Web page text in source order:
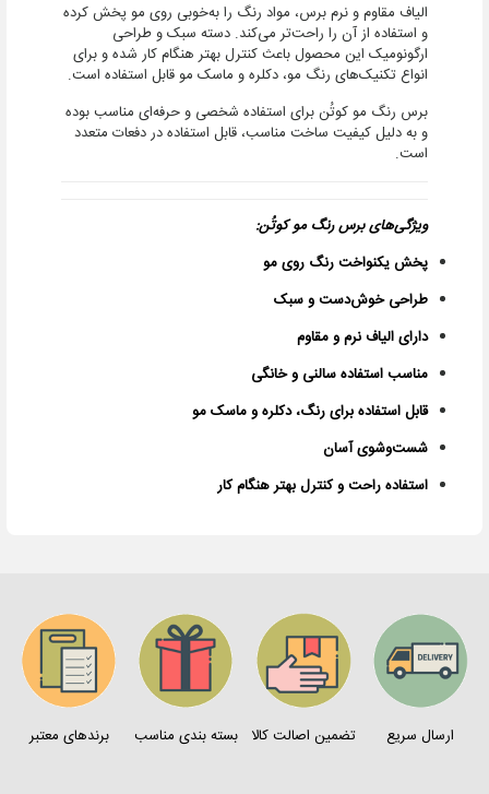
الیاف مقاوم و نرم برس، مواد رنگ را به‌خوبی روی مو پخش کرده
و استفاده از آن را راحت‌تر می‌کند. دسته سبک و طراحی
ارگونومیک این محصول باعث کنترل بهتر هنگام کار شده و برای
انواع تکنیک‌های رنگ مو، دکلره و ماسک مو قابل استفاده است.
برس رنگ مو کوتُن برای استفاده شخصی و حرفه‌ای مناسب بوده
و به دلیل کیفیت ساخت مناسب، قابل استفاده در دفعات متعدد
است.
ویژگی‌های برس رنگ مو کوتُن:
پخش یکنواخت رنگ روی مو
طراحی خوش‌دست و سبک
دارای الیاف نرم و مقاوم
مناسب استفاده سالنی و خانگی
قابل استفاده برای رنگ، دکلره و ماسک مو
شست‌وشوی آسان
استفاده راحت و کنترل بهتر هنگام کار
ارسال سریع تضمین اصالت کالا بسته بندی مناسب برندهای معتبر